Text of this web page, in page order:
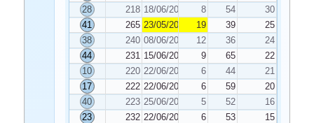
28
218 18/06/2022 8 54
30
41
265 23/05/2022 19 39
25
38
240 08/06/2022 12 36
24
44
231 15/06/2022 9 65
22
10
220 22/06/2022 6 44
21
17
222 22/06/2022 6 59
20
40
223 25/06/2022 5 52
16
23
232 22/06/2022 6 53
15